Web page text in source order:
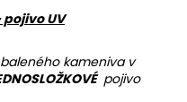
UV
kameniva v
pojivo